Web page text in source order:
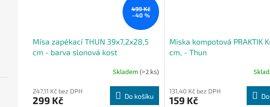
499 Kč
–40 %
Mísa zapékací THUN 39x7,2x28,5
cm - barva slonová kost
Skladem (>2 ks)
247,11 Kč bez DPH
299 Kč Do košíku
Miska kompotová PRAKTIK
cm, - Thun
131,40 Kč bez DPH
159 Kč